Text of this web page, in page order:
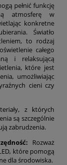
pełnić funkcję
atmosferę w
konkretne
Światło
to rodzaj
całego
i relaksującą
które jest
umożliwiając
cieni czy
z których
są szczególnie
zabrudzenia.
Rozważ
które pomogą
dla środowiska.